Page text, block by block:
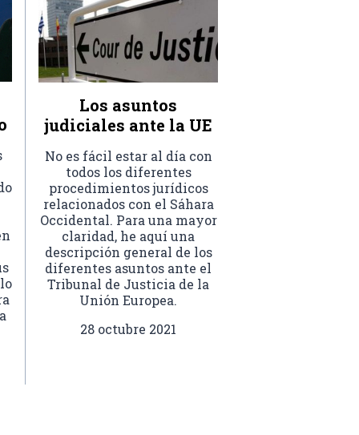
Los asuntos
judiciales ante la UE
No es fácil estar al día con
todos los diferentes
procedimientos jurídicos
relacionados con el Sáhara
Occidental. Para una mayor
claridad, he aquí una
descripción general de los
diferentes asuntos ante el
Tribunal de Justicia de la
Unión Europea.
28 octubre 2021